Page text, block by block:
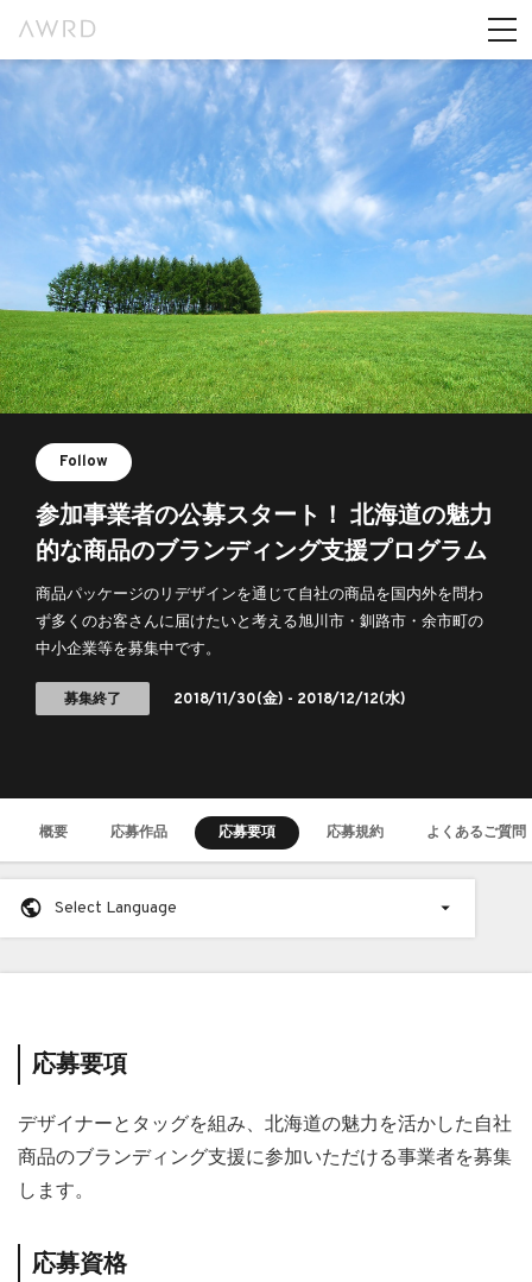
Follow
参加事業者の公募スタート！ 北海道の魅力
的な商品のブランディング支援プログラム
商品パッケージのリデザインを通じて自社の商品を国内外を問わ
ず多くのお客さんに届けたいと考える旭川市・釧路市・余市町の
中小企業等を募集中です。
募集終了 2018/11/30(金) - 2018/12/12(水)
概要 応募作品 応募要項 応募規約 よくあるご質問
Select Language
応募要項
デザイナーとタッグを組み、北海道の魅力を活かした自社
商品のブランディング支援に参加いただける事業者を募集
します。
応募資格